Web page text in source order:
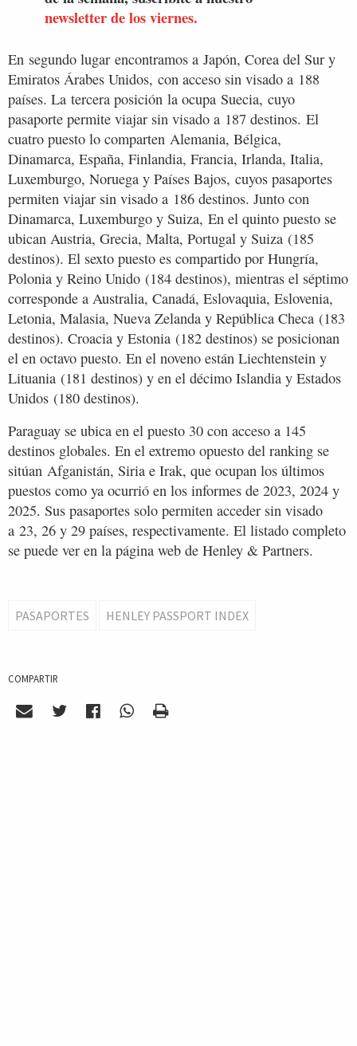
newsletter de los viernes.
En segundo lugar encontramos a Japón, Corea del Sur y
Emiratos Árabes Unidos, con acceso sin visado a 188
países. La tercera posición la ocupa Suecia, cuyo
pasaporte permite viajar sin visado a 187 destinos. El
cuatro puesto lo comparten Alemania, Bélgica,
Dinamarca, España, Finlandia, Francia, Irlanda, Italia,
Luxemburgo, Noruega y Países Bajos, cuyos pasaportes
permiten viajar sin visado a 186 destinos. Junto con
Dinamarca, Luxemburgo y Suiza, En el quinto puesto se
ubican Austria, Grecia, Malta, Portugal y Suiza (185
destinos). El sexto puesto es compartido por Hungría,
Polonia y Reino Unido (184 destinos), mientras el séptimo
corresponde a Australia, Canadá, Eslovaquia, Eslovenia,
Letonia, Malasia, Nueva Zelanda y República Checa (183
destinos). Croacia y Estonia (182 destinos) se posicionan
el en octavo puesto. En el noveno están Liechtenstein y
Lituania (181 destinos) y en el décimo Islandia y Estados
Unidos (180 destinos).
Paraguay se ubica en el puesto 30 con acceso a 145
destinos globales. En el extremo opuesto del ranking se
sitúan Afganistán, Siria e Irak, que ocupan los últimos
puestos como ya ocurrió en los informes de 2023, 2024 y
2025. Sus pasaportes solo permiten acceder sin visado
a 23, 26 y 29 países, respectivamente. El listado completo
se puede ver en la página web de Henley & Partners.
PASAPORTES HENLEY PASSPORT INDEX
COMPARTIR